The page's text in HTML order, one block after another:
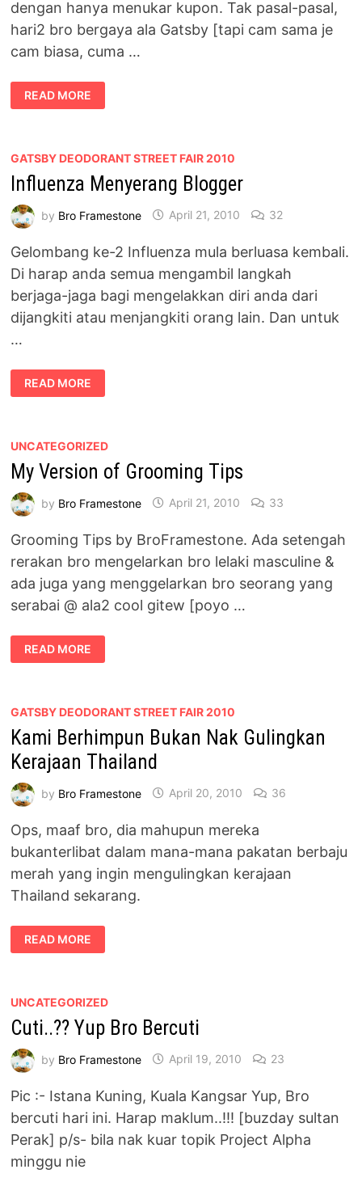
dengan hanya menukar kupon. Tak pasal-pasal,
hari2 bro bergaya ala Gatsby [tapi cam sama je
cam biasa, cuma …
BRO
FRUST,
JARD
READ MORE
GATSBY DEODORANT STREET FAIR 2010
Influenza Menyerang Blogger
by Bro Framestone April 21, 2010 32
Gelombang ke-2 Influenza mula berluasa kembali.
Di harap anda semua mengambil langkah
berjaga-jaga bagi mengelakkan diri anda dari
dijangkiti atau menjangkiti orang lain. Dan untuk
…
INFLUENZA
MENYERANG
BLOGGER
READ MORE
UNCATEGORIZED
My Version of Grooming Tips
by Bro Framestone April 21, 2010 33
Grooming Tips by BroFramestone. Ada setengah
rerakan bro mengelarkan bro lelaki masculine &
ada juga yang menggelarkan bro seorang yang
serabai @ ala2 cool gitew [poyo …
MY
VERSION
OF
READ MORE
GATSBY DEODORANT STREET FAIR 2010
Kami Berhimpun Bukan Nak Gulingkan
Kerajaan Thailand
by Bro Framestone April 20, 2010 36
Ops, maaf bro, dia mahupun mereka
bukanterlibat dalam mana-mana pakatan berbaju
merah yang ingin mengulingkan kerajaan
Thailand sekarang.
KAMI
BERHIMPUN
BUKAN
THAILAND
READ MORE
UNCATEGORIZED
Cuti..?? Yup Bro Bercuti
by Bro Framestone April 19, 2010 23
Pic :- Istana Kuning, Kuala Kangsar Yup, Bro
bercuti hari ini. Harap maklum..!!! [buzday sultan
Perak] p/s- bila nak kuar topik Project Alpha
minggu nie